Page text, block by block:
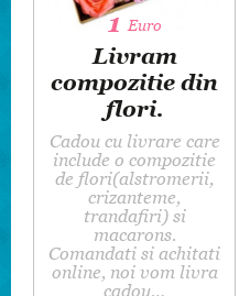
1Euro
1 Euro
Livram
compozitie din
flori.
Cadou cu livrare care
include o compozitie
de flori(alstromerii,
crizanteme,
trandafiri) si
macarons.
Comandati si achitati
online, noi vom livra
cadou…